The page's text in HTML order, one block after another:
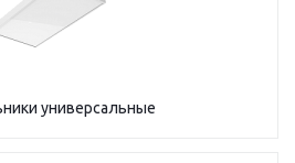
универсальные